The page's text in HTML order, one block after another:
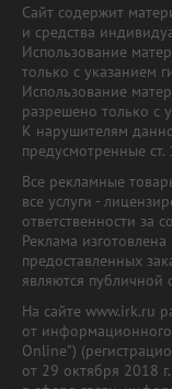
Сайт содержит
и средства
Использование
только с указанием
Использование
разрешено только с
К нарушителям
предусмотренные
Все рекламные
все услуги -
ответственности за
Реклама
предоставленных
являются публичной
На сайте www.irk.ru
от информационного
Online")
от 29 октября 2018